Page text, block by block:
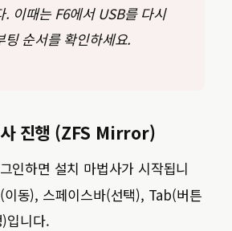
. 이때는 F6에서 USB를 다시
팅 순서를 확인하세요.
진행 (ZFS Mirror)
인하면 설치 마법사가 시작됩니
동), 스페이스바(선택), Tab(버튼
입니다.